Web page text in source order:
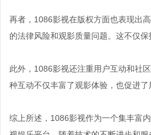
再者，1086影视在版权方面也表现出
的法律风险和观影质量问题。这不仅
此外，1086影视还注重用户互动和社
种互动不仅丰富了观影体验，也促进了
综上所述，1086影视作为一个集丰富